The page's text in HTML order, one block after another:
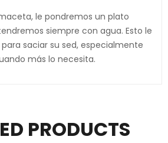
le pondremos un plato
siempre con agua. Esto le
saciar su sed, especialmente
más lo necesita.
PRODUCTS